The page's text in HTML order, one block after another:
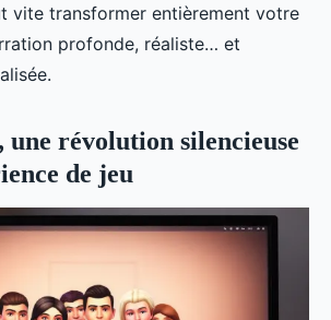
vite transformer entièrement votre
profonde, réaliste… et
une révolution silencieuse
de jeu